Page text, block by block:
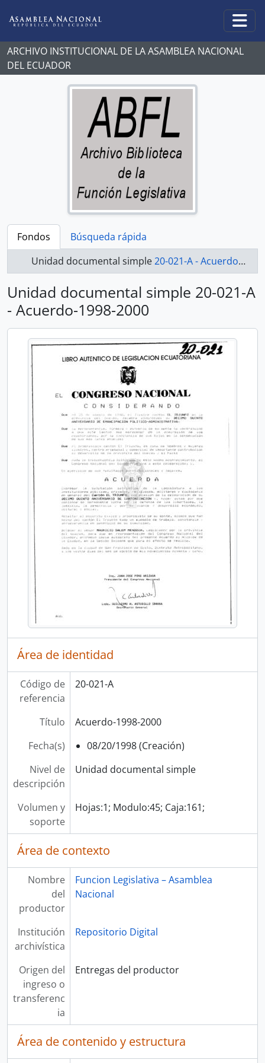
ARCHIVO INSTITUCIONAL DE LA ASAMBLEA NACIONAL
DEL ECUADOR
Fondos
Búsqueda rápida
Unidad documental simple20-021-A - Acuerdo-1998-2000
Unidad documental simple 20-021-A
- Acuerdo-1998-2000
Área de identidad
Código de
referencia
20-021-A
Título
Acuerdo-1998-2000
Fecha(s)
08/20/1998 (Creación)
Nivel de
descripción
Unidad documental simple
Volumen y
soporte
Hojas:1; Modulo:45; Caja:161;
Área de contexto
Nombre
del
productor
Funcion Legislativa – Asamblea
Nacional
Institución
archivística
Repositorio Digital
Origen del
ingreso o
transferenc
ia
Entregas del productor
Área de contenido y estructura